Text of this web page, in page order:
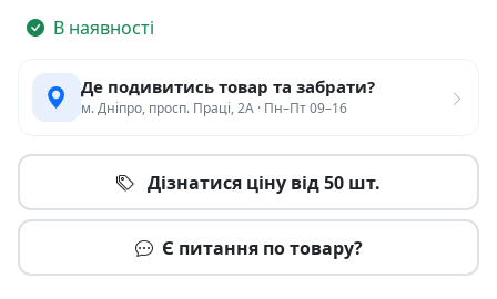
В наявності
Де подивитись товар та забрати?
м. Дніпро, просп. Праці, 2А · Пн–Пт 09–16
Дізнатися ціну від 50 шт.
Є питання по товару?